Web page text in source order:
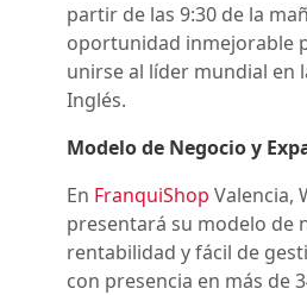
partir de las 9:30 de la
oportunidad inmejorable
unirse al líder mundial en
Inglés.
Modelo de Negocio y
En FranquiShop Valencia,
presentará su modelo de
rentabilidad y fácil de
con presencia en más de